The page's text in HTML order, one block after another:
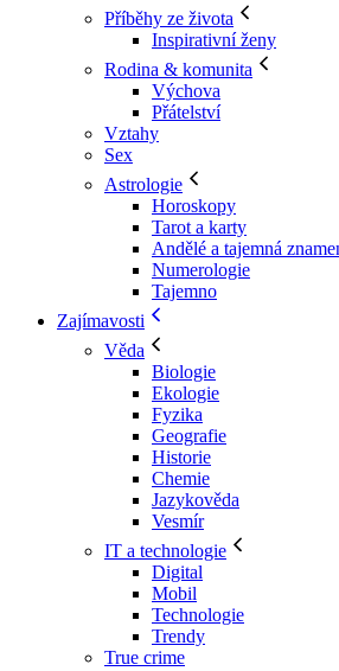
Příběhy ze života
Inspirativní ženy
Rodina & komunita
Výchova
Přátelství
Vztahy
Sex
Astrologie
Horoskopy
Tarot a karty
Andělé a tajemná
Numerologie
Tajemno
Zajímavosti
Věda
Biologie
Ekologie
Fyzika
Geografie
Historie
Chemie
Jazykověda
Vesmír
IT a technologie
Digital
Mobil
Technologie
Trendy
True crime